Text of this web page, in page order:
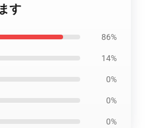
す
86%
14%
0%
0%
0%